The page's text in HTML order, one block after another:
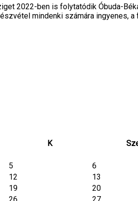
2022-ben is folytatódik Óbuda-
mindenki számára ingyenes, a
K
5
6
12
13
19
20